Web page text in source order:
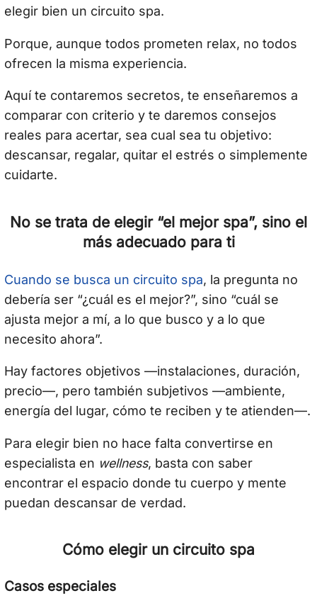
elegir bien un circuito spa.
Porque, aunque todos prometen relax, no todos
ofrecen la misma experiencia.
Aquí te contaremos secretos, te enseñaremos a
comparar con criterio y te daremos consejos
reales para acertar, sea cual sea tu objetivo:
descansar, regalar, quitar el estrés o simplemente
cuidarte.
No se trata de elegir “el mejor spa”, sino el
más adecuado para ti
Cuando se busca un circuito spa, la pregunta no
debería ser “¿cuál es el mejor?”, sino “cuál se
ajusta mejor a mí, a lo que busco y a lo que
necesito ahora”.
Hay factores objetivos —instalaciones, duración,
precio—, pero también subjetivos —ambiente,
energía del lugar, cómo te reciben y te atienden—.
Para elegir bien no hace falta convertirse en
especialista en wellness, basta con saber
encontrar el espacio donde tu cuerpo y mente
puedan descansar de verdad.
Cómo elegir un circuito spa
Casos especiales